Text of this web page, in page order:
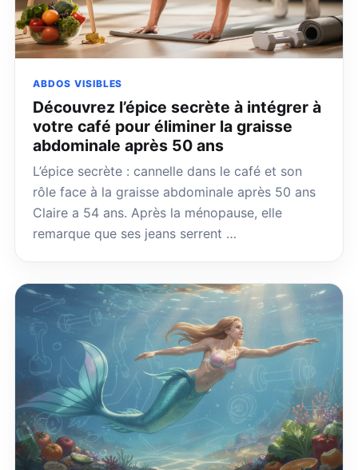
ABDOS VISIBLES
Découvrez l’épice secrète à intégrer à
votre café pour éliminer la graisse
abdominale après 50 ans
L’épice secrète : cannelle dans le café et son
rôle face à la graisse abdominale après 50 ans
Claire a 54 ans. Après la ménopause, elle
remarque que ses jeans serrent …